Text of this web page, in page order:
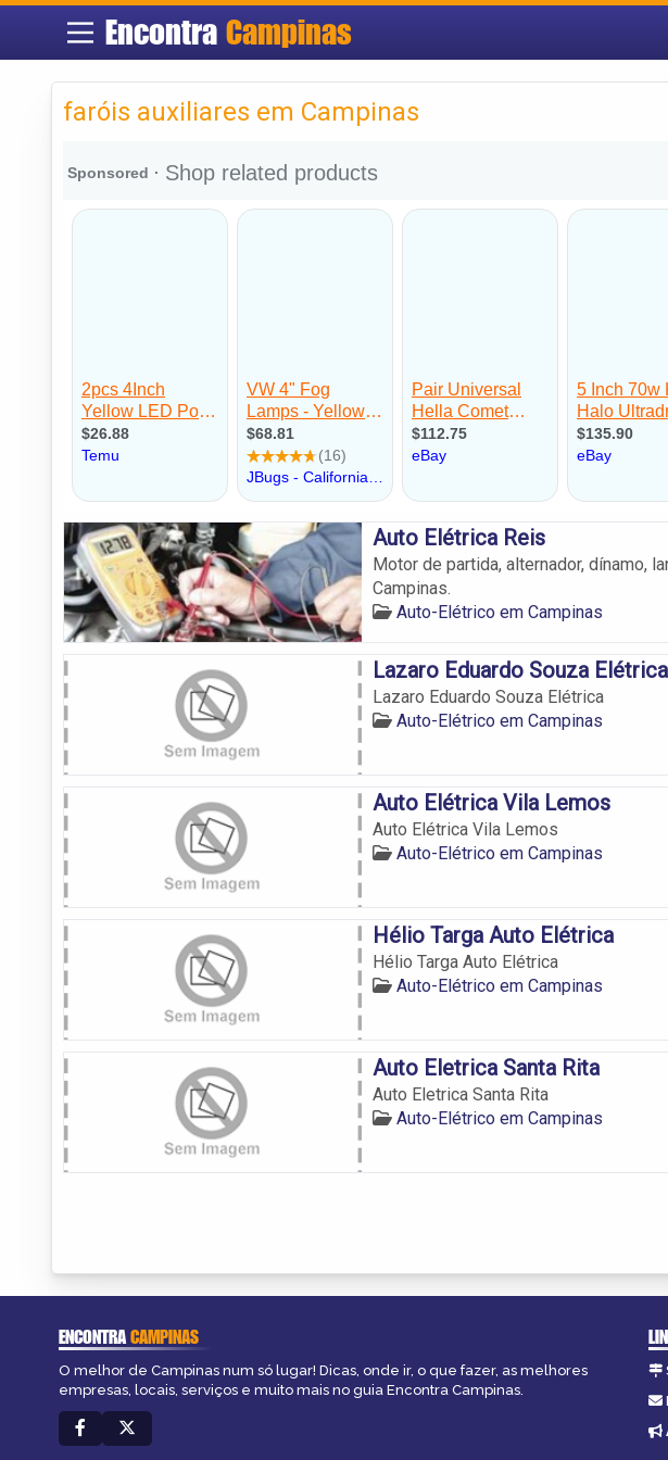
EncontraCampinas
faróis auxiliares em Campinas
Auto Elétrica Reis
Motor de partida, alternador, dínamo,
Campinas.
Auto-Elétrico em Campinas
Lazaro Eduardo Souza Elétrica
Lazaro Eduardo Souza Elétrica
Auto-Elétrico em Campinas
Auto Elétrica Vila Lemos
Auto Elétrica Vila Lemos
Auto-Elétrico em Campinas
Hélio Targa Auto Elétrica
Hélio Targa Auto Elétrica
Auto-Elétrico em Campinas
Auto Eletrica Santa Rita
Auto Eletrica Santa Rita
Auto-Elétrico em Campinas
ENCONTRACAMPINAS
O melhor de Campinas num só lugar! Dicas, onde ir, o que fazer, as melhores
empresas, locais, serviços e muito mais no guia Encontra Campinas.